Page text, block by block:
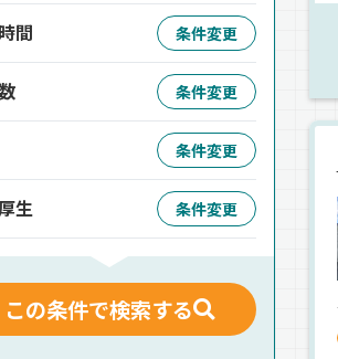
間 条件変更
条件変更
条件変更
生 条件変更
この条件で検索する